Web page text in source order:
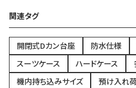
関連タグ
開閉式Dカン台座 防水仕様
スーツケース
ハードケース
機内持ち込みサイズ
預け入れ